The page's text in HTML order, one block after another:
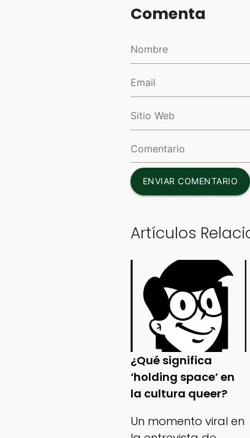
Comenta
ENVIAR COMENTARIO
Artículos
¿Qué significa
‘holding space’ en
la cultura queer?
Un momento viral en